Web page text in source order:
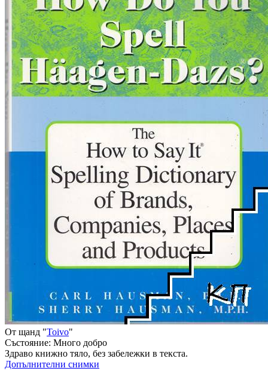
От щанд "Toivo"
Състояние: Много добро
Здраво книжно тяло, без забележки в текста.
Допълнителни снимки